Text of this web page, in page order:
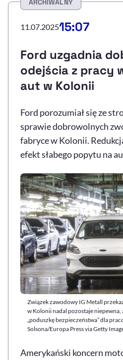
Sprawdź, jak i dlaczego zwiększamy
Deklaracja dostępności, otwiera
ARCHIWALNY
11.07.202515:07
Ford uzgadnia
odejścia z pracy
aut w Kolonii
Ford porozumiał się ze
sprawie dobrowolnych
fabryce w Kolonii.
efekt słabego popytu na
Związek zawodowy IG Metall
w Kolonii nadal pozostaje
„poduszkę bezpieczeństwa” dla
Solsona/Europa Press via Getty
Amerykański koncern